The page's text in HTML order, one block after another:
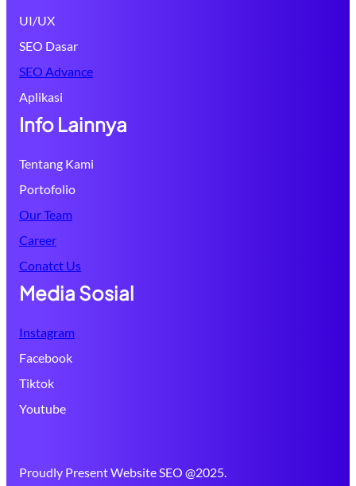
UI/UX
SEO Dasar
SEO Advance
Aplikasi
Info Lainnya
Tentang Kami
Portofolio
Our Team
Career
Conatct Us
Media Sosial
Instagram
Facebook
Tiktok
Youtube
Proudly Present Website SEO @2025.